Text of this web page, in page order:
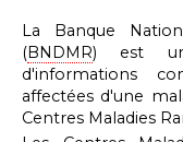
La Banque
(BNDMR) est
d'informations
affectées d'une
Centres Maladies